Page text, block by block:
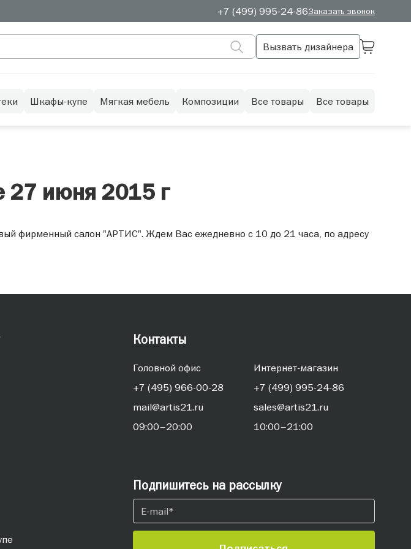
+7 (499) 995-24-86Заказать звонок
Вызвать дизайнера
Шкафы-купе Мягкая мебель Композиции Все товары Все товары
27 июня 2015 г
фирменный салон "АРТИС". Ждем Вас ежедневно с 10 до 21 часа, по адресу
Контакты
Головной офис
+7 (495) 966-00-28
mail@artis21.ru
09:00–20:00
Интернет-магазин
+7 (499) 995-24-86
sales@artis21.ru
10:00–21:00
Подпишитесь на рассылку